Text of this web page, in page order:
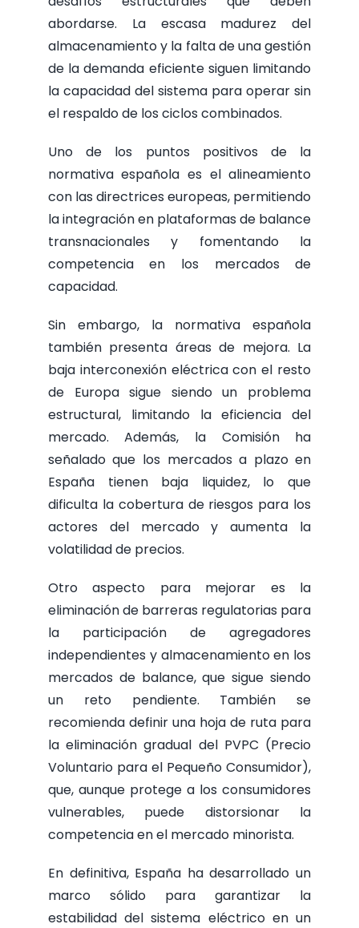
abordarse. La escasa madurez del
almacenamiento y la falta de una gestión
de la demanda eficiente siguen limitando
la capacidad del sistema para operar sin
el respaldo de los ciclos combinados.
Uno de los puntos positivos de la
normativa española es el alineamiento
con las directrices europeas, permitiendo
la integración en plataformas de balance
transnacionales y fomentando la
competencia en los mercados de
capacidad.
Sin embargo, la normativa española
también presenta áreas de mejora. La
baja interconexión eléctrica con el resto
de Europa sigue siendo un problema
estructural, limitando la eficiencia del
mercado. Además, la Comisión ha
señalado que los mercados a plazo en
España tienen baja liquidez, lo que
dificulta la cobertura de riesgos para los
actores del mercado y aumenta la
volatilidad de precios.
Otro aspecto para mejorar es la
eliminación de barreras regulatorias para
la participación de agregadores
independientes y almacenamiento en los
mercados de balance, que sigue siendo
un reto pendiente. También se
recomienda definir una hoja de ruta para
la eliminación gradual del PVPC (Precio
Voluntario para el Pequeño Consumidor),
que, aunque protege a los consumidores
vulnerables, puede distorsionar la
competencia en el mercado minorista.
En definitiva, España ha desarrollado un
marco sólido para garantizar la
estabilidad del sistema eléctrico en un